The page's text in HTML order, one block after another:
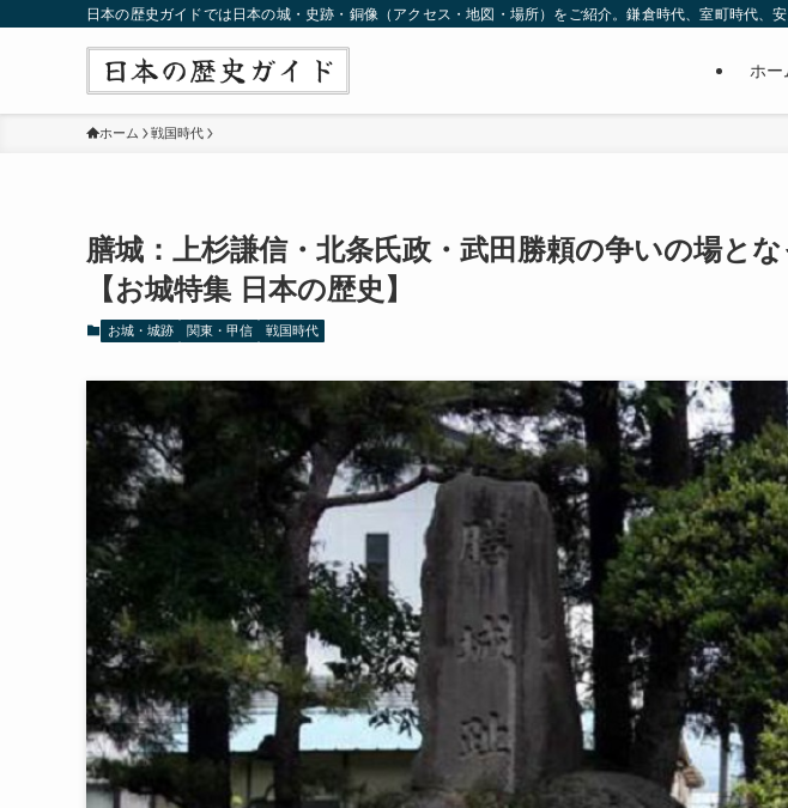
日本の歴史ガイドでは日本の城・史跡・銅像（アクセス・地図・場所）をご紹介。鎌倉時代、室町時代、
ホー
ホーム 戦国時代
膳城：上杉謙信・北条氏政・武田勝頼の争いの場と
【お城特集 日本の歴史】
お城・城跡 関東・甲信 戦国時代